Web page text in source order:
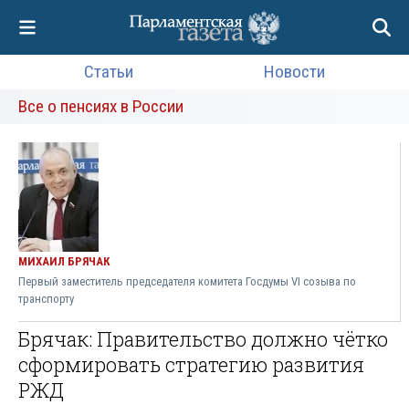
Статьи
Новости
Все о пенсиях в России
МИХАИЛ БРЯЧАК
Первый заместитель председателя комитета Госдумы VI созыва по
транспорту
Брячак: Правительство должно чётко
сформировать стратегию развития
РЖД